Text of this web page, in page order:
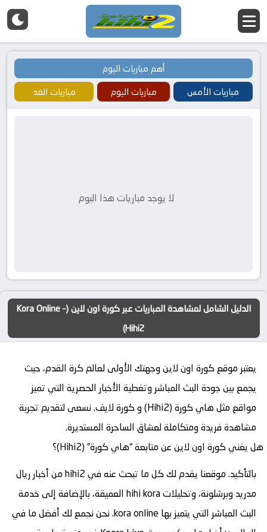
أهم مباريات اليوم
مباريات الأمس
مباريات اليوم مباريات الغد
لا يوجد مباريات هذا اليوم
الدليل الشامل لمشاهدة المباريات عبر كورة اون لاين (Kora Online –
Hihi2)
يعتبر موقع كورة اون لاين وجهتك الأولى لعالم كرة القدم، حيث
يجمع بين جودة البث المباشر وتغطية الأخبار الحصرية التي تميز
مواقع مثل هاي كورة (Hihi2) و كورة لايف. نسعى لتقديم تجربة
مشاهدة فريدة ومتكاملة لعشاق الساحرة المستديرة.
هل يغني كورة اون لاين عن متابعة “هاي كورة” (Hihi2)؟
بالتأكيد. موقعنا يقدم لك كل ما تبحث عنه في hihi2 من أخبار ريال
مدريد وبرشلونة، وتحليلاتhihi kora العميقة، بالإضافة إلى خدمة
البث المباشر التي يتميز بها kora online. نحن نجمع لك أفضل ما في